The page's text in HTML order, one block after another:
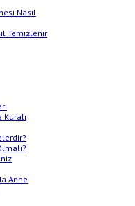
Nasıl
Temizlenir
Kuralı
Anne